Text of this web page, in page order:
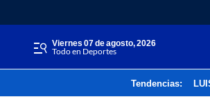
viernes 07 de agosto, 2026
Todo en Deportes
Tendencias: